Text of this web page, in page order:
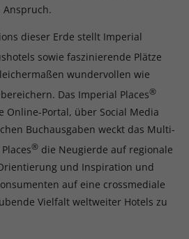
Anspruch.
dieser Erde stellt Imperial
sowie faszinierende Plätze
wundervollen wie
Das Imperial Places®
Online-Portal, über Social Media
Buchausgaben weckt das Multi-
® die Neugierde auf regionale
und Inspiration und
auf eine crossmediale
Vielfalt weltweiter Hotels zu